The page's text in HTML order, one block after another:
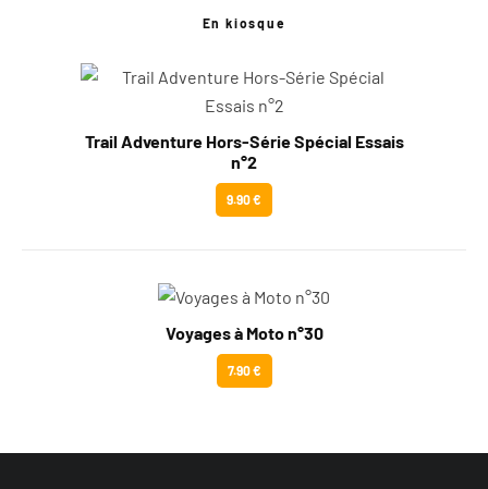
En kiosque
Trail Adventure Hors-Série Spécial Essais
n°2
9.90 €
Voyages à Moto n°30
7.90 €